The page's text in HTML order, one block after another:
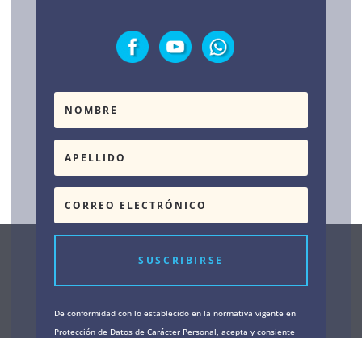
SUSCRIBIRSE
De conformidad con lo establecido en la normativa vigente en
Protección de Datos de Carácter Personal, acepta y consiente